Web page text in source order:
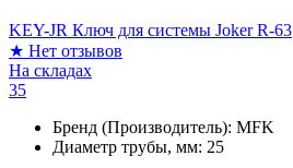
KEY-JR Ключ для системы Joker R-63
★ Нет отзывов
На складах
35
Бренд (Производитель): MFK
Диаметр трубы, мм: 25